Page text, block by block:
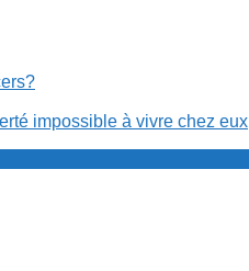
impossible à vivre chez eux